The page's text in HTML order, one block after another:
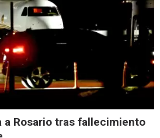
a Rosario tras fallecimiento